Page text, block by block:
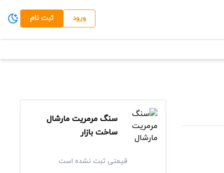
ورود ثبت نام
سنگ مرمریت مارشال
ساخت بازار
قیمتی ثبت نشده است